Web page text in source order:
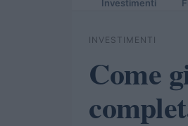
Investimenti
INVESTIMENTI
Come